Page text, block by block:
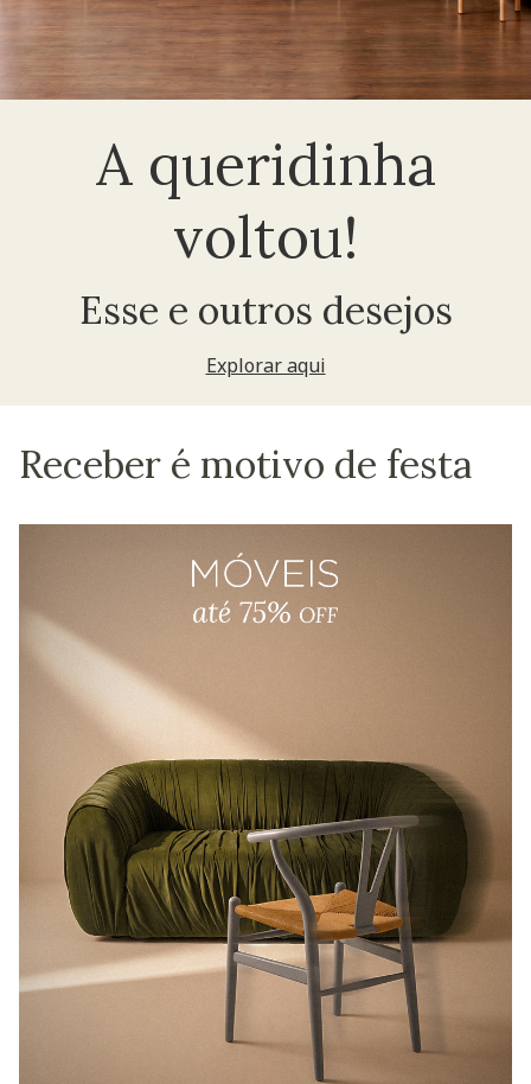
A queridinha
voltou!
Esse e outros desejos
Explorar aqui
Receber é motivo de festa